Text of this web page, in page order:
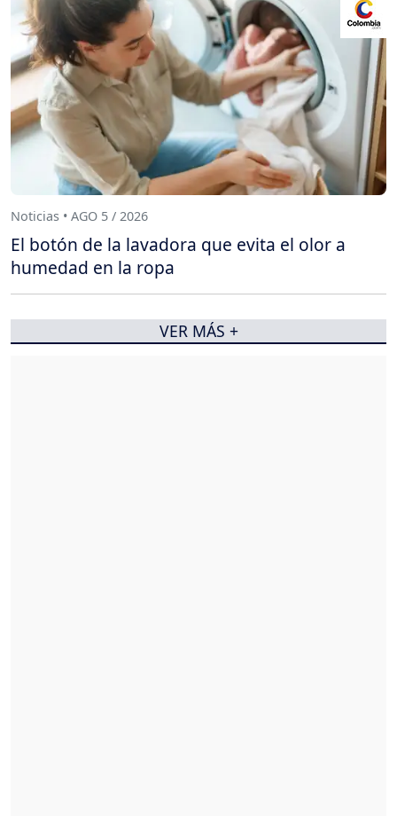
Noticias • AGO 5 / 2026
El botón de la lavadora que evita el olor a
humedad en la ropa
VER MÁS +